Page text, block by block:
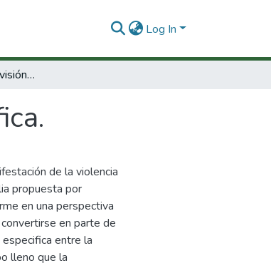
Log In
Familia maquina : una visión ecosofica.
de la violencia
propuesta por
en una perspectiva
en parte de
entre la
lleno que la